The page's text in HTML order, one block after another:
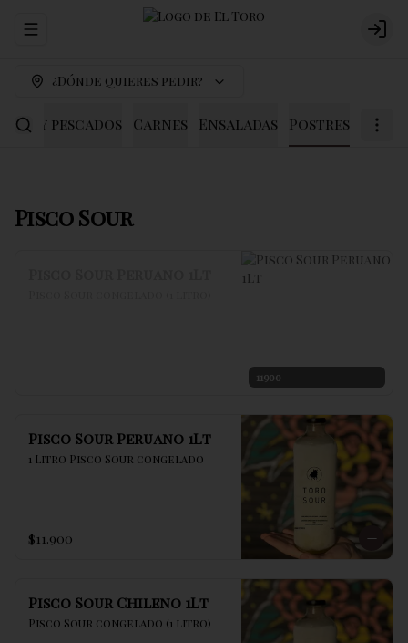
Abrir menu de navegación
¿Dónde quieres pedir?
y pescados Carnes Ensaladas Postres
Pisco Sour
11900
Pisco Sour Peruano 1Lt
1 Litro Pisco Sour congelado
$11.900
Pisco Sour Chileno 1Lt
Pisco Sour congelado (1 litro)